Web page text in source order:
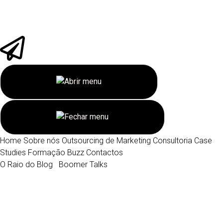
Home Sobre nós Outsourcing de Marketing Consultoria Case
Studies Formação Buzz Contactos
O Raio do Blog
Boomer Talks